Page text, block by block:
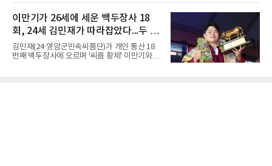
고는 인하부고와 우승을 다툴 기회를 잡았다.여
자 18세 이하부에서는 중앙여고
우슬체육관에서 열린 대회 남고부 예선 B조 첫
경기에서 김민기의 22점 활약을 앞세워 홍대부
고를 81-55로 제압했다.경기 초반부터 내·외곽
에서 고른 득점력을 선보인 용산고는 1쿼터부터
주도권을 잡았다. 전반을 48-30으로 크게 앞선
용산고는 후반에도 공세를 늦추지 않으며 점수
차를 더욱 벌렸고, 결국 26점 차 완승으로 첫 승
이만기가 26세에 세운 백두장사 18
회, 24세 김민재가 따라잡았다...두 번
더 우승하면 역대 1위와 동률
김민재(24·영암군민속씨름단)가 개인 통산 18
번째 백두장사에 오르며 '씨름 황제' 이만기와 어